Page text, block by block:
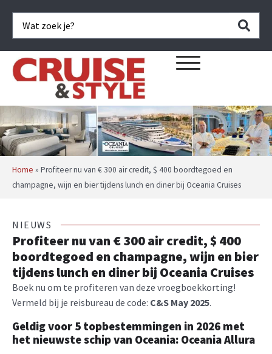
Home » Profiteer nu van € 300 air credit, $ 400 boordtegoed en
champagne, wijn en bier tijdens lunch en diner bij Oceania Cruises
NIEUWS
Profiteer nu van € 300 air credit, $ 400
boordtegoed en champagne, wijn en bier
tijdens lunch en diner bij Oceania Cruises
Boek nu om te profiteren van deze vroegboekkorting!
Vermeld bij je reisbureau de code: C&S May 2025.
Geldig voor 5 topbestemmingen in 2026 met
het nieuwste schip van Oceania: Oceania Allura